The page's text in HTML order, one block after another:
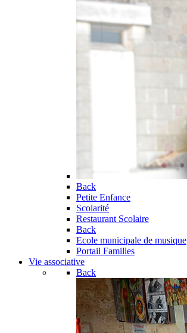
Back
Petite Enfance
Scolarité
Restaurant Scolaire
Back
Ecole municipale de musique
Portail Familles
Vie associative
Back